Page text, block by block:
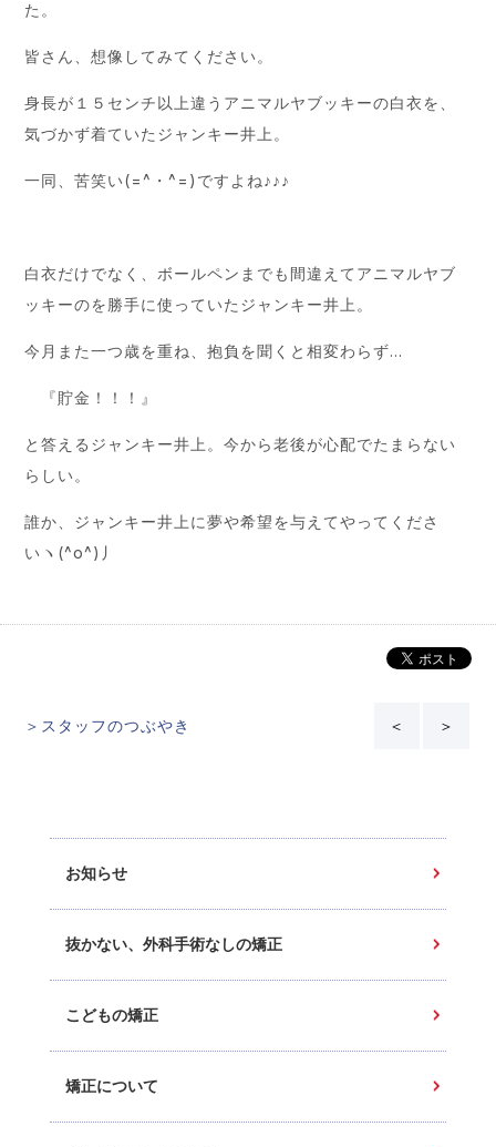
た。
皆さん、想像してみてください。
身長が１５センチ以上違うアニマルヤブッキーの白衣を、
気づかず着ていたジャンキー井上。
一同、苦笑い(=^・^=)ですよね♪♪♪
白衣だけでなく、ボールペンまでも間違えてアニマルヤブ
ッキーのを勝手に使っていたジャンキー井上。
今月また一つ歳を重ね、抱負を聞くと相変わらず…
『貯金！！！』
と答えるジャンキー井上。今から老後が心配でたまらない
らしい。
誰か、ジャンキー井上に夢や希望を与えてやってくださ
いヽ(^o^)丿
＞スタッフのつぶやき ＜ ＞
お知らせ
抜かない、外科手術なしの矯正
こどもの矯正
矯正について